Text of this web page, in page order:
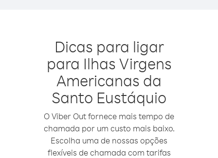
Dicas para ligar
para Ilhas Virgens
Americanas da
Santo Eustáquio
O Viber Out fornece mais tempo de
chamada por um custo mais baixo.
Escolha uma de nossas opções
flexíveis de chamada com tarifas